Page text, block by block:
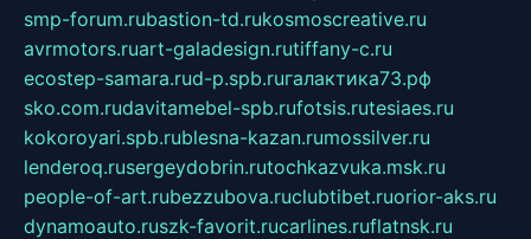
smp-forum.rubastion-td.rukosmoscreative.ru
avrmotors.ruart-galadesign.rutiffany-c.ru
ecostep-samara.rud-p.spb.ruгалактика73.рф
sko.com.rudavitamebel-spb.rufotsis.rutesiaes.ru
kokoroyari.spb.rublesna-kazan.rumossilver.ru
lenderoq.rusergeydobrin.rutochkazvuka.msk.ru
people-of-art.rubezzubova.ruclubtibet.ruorior-aks.ru
dynamoauto.ruszk-favorit.rucarlines.ruflatnsk.ru